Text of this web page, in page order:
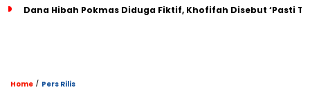
Dana Hibah Pokmas Diduga Fiktif, Khofifah Disebut ‘Pasti
Home / Pers Rilis